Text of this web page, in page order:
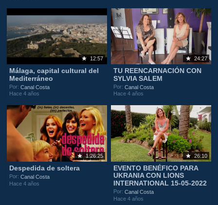
12:57
Málaga, capital cultural del
Mediterráneo
Por:Canal Costa
Hace 4 años
24:27
TU REENCARNACIÓN CON
SYLVIA SALEM
Por:Canal Costa
Hace 4 años
1:26:25
Despedida de soltera
Por:Canal Costa
Hace 4 años
26:10
EVENTO BENÉFICO PARA
UKRANIA CON LIONS
INTERNATIONAL 15-05-2022
Por:Canal Costa
Hace 4 años